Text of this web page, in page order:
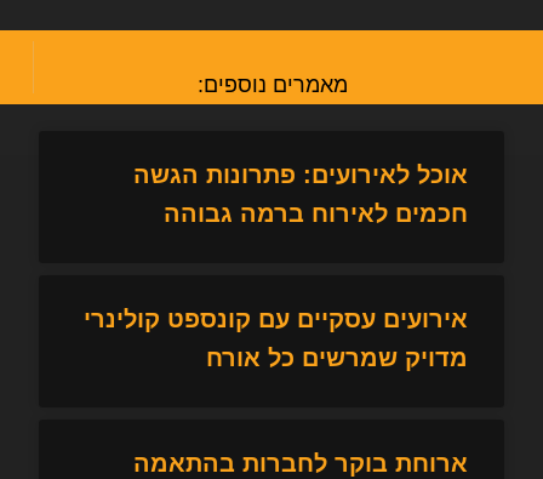
מאמרים נוספים:
אוכל לאירועים: פתרונות הגשה
חכמים לאירוח ברמה גבוהה
אירועים עסקיים עם קונספט קולינרי
מדויק שמרשים כל אורח
ארוחת בוקר לחברות בהתאמה